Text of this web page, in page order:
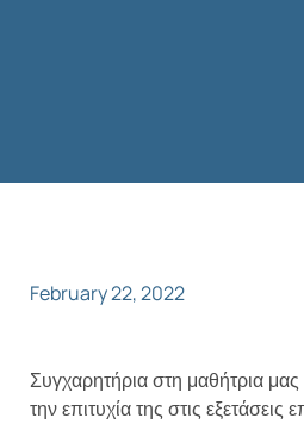
February 22, 2022
Συγχαρητήρια στη μαθήτρια
την επιτυχία της στις